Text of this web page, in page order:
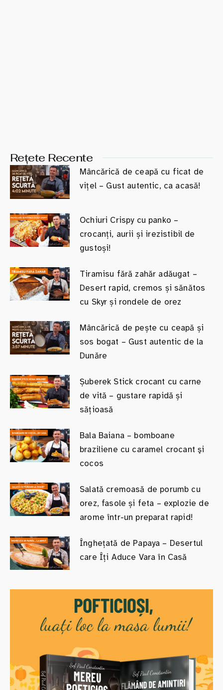
Rețete Recente
Mâncărică de ceapă cu ficat de
vițel – Gust autentic, ca acasă!
Ochiuri Crispy cu panko –
crocanți, aurii și irezistibil de
gustoși!
Tiramisu fără zahăr adăugat –
Desert rapid, cremos și sănătos
cu Skyr și rondele de orez
Mâncărică de pește cu ceapă și
sos bogat – Gust autentic de la
Dunăre
Șuberek Stick crocant cu carne
de vită – gustare rapidă și
sățioasă
Bala Baiana – bomboane
braziliene cu caramel crocant şi
cocos
Salată cremoasă de porumb cu
orez, fasole și feta – explozie de
arome într-un preparat rapid!
Înghețată de Papaya – Desertul
care Îți Aduce Vara în Casă